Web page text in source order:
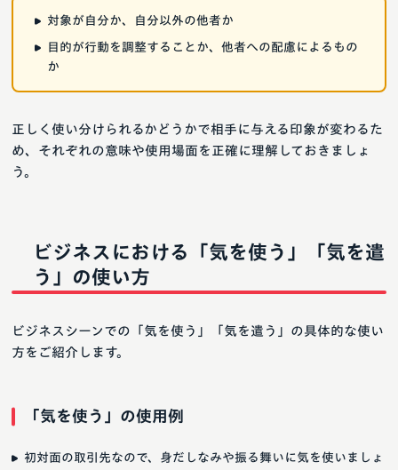
対象が自分か、自分以外の他者か
目的が行動を調整することか、他者への配慮によるもの
か
正しく使い分けられるかどうかで相手に与える印象が変わるた
め、それぞれの意味や使用場面を正確に理解しておきましょ
う。
ビジネスにおける「気を使う」「気を遣
う」の使い方
ビジネスシーンでの「気を使う」「気を遣う」の具体的な使い
方をご紹介します。
「気を使う」の使用例
初対面の取引先なので、身だしなみや振る舞いに気を使いましょ